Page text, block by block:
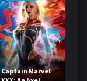
Captain Marvel